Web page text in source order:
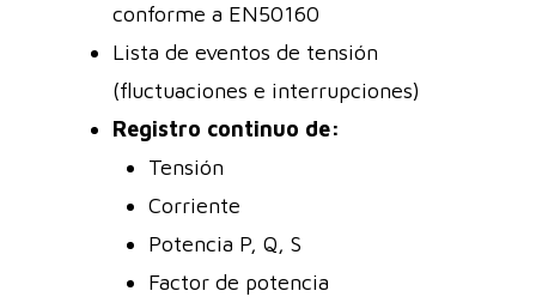
conforme a EN50160
Lista de eventos de tensión
(fluctuaciones e interrupciones)
Registro continuo de:
Tensión
Corriente
Potencia P, Q, S
Factor de potencia